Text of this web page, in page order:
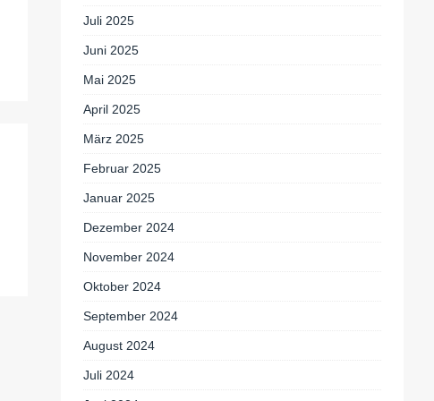
Juli 2025
Juni 2025
Mai 2025
April 2025
März 2025
Februar 2025
Januar 2025
Dezember 2024
November 2024
Oktober 2024
September 2024
August 2024
Juli 2024